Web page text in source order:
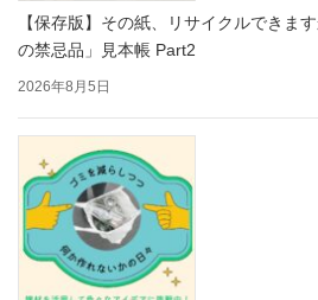
【保存版】その紙、リサイクルできま
の禁忌品」見本帳 Part2
2026年8月5日